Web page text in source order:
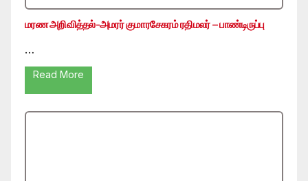
மரண அறிவித்தல்-அமரர் குமாரசேகரம் ரதிமலர் – பாண்டிருப்பு
…
Read More